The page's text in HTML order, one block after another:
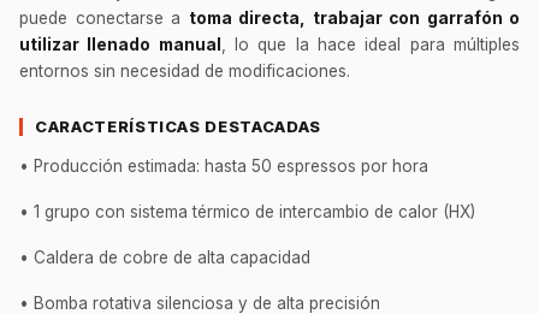
puede conectarse a toma directa, trabajar con garrafón o
utilizar llenado manual , lo que la hace ideal para múltiples
entornos sin necesidad de modificaciones.
CARACTERÍSTICAS DESTACADAS
• Producción estimada: hasta 50 espressos por hora
• 1 grupo con sistema térmico de intercambio de calor (HX)
• Caldera de cobre de alta capacidad
• Bomba rotativa silenciosa y de alta precisión